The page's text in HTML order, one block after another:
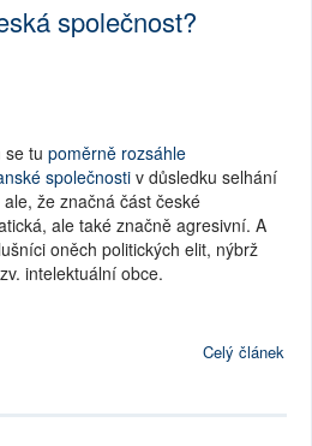
společnost?
se tu poměrně rozsáhle
společnosti v důsledku selhání
že značná část české
ale také značně agresivní. A
oněch politických elit, nýbrž
intelektuální obce.
Celý článek